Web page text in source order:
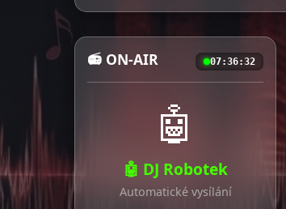
📻 ON-AIR 07:36:33
🤖
🤖 DJ Robotek
Automatické vysílání